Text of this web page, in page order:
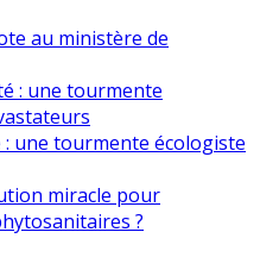
au ministère de
: une tourmente
: une tourmente écologiste
miracle pour
?